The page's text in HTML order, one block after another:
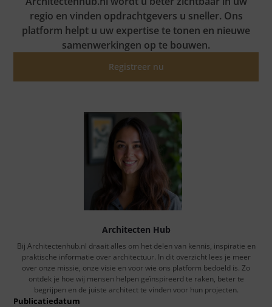
regio en vinden opdrachtgevers u sneller. Ons
platform helpt u uw expertise te tonen en nieuwe
samenwerkingen op te bouwen.
Registreer nu
Architecten Hub
Bij Architectenhub.nl draait alles om het delen van kennis, inspiratie en
praktische informatie over architectuur. In dit overzicht lees je meer
over onze missie, onze visie en voor wie ons platform bedoeld is. Zo
ontdek je hoe wij mensen helpen geïnspireerd te raken, beter te
begrijpen en de juiste architect te vinden voor hun projecten.
Publicatiedatum